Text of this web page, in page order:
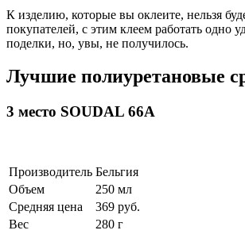
К изделию, которые вы оклеите, нельзя
покупателей, с этим клеем работать одно
поделки, но, увы, не получилось.
Лучшие полиуретановые
3 место SOUDAL 66A
Производитель Бельгия
Объем
250 мл
Средняя цена
369 руб.
Вес
280 г